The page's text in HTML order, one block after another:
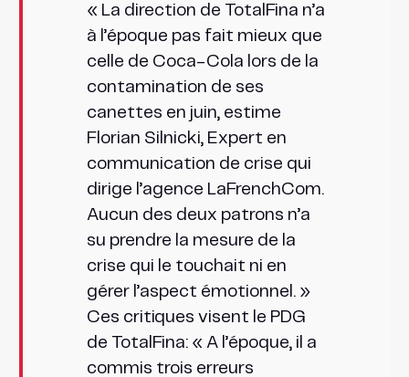
« La direction de TotalFina n’a
à l’époque pas fait mieux que
celle de Coca-Cola lors de la
contamination de ses
canettes en juin, estime
Florian Silnicki, Expert en
communication de crise qui
dirige l’agence LaFrenchCom.
Aucun des deux patrons n’a
su prendre la mesure de la
crise qui le touchait ni en
gérer l’aspect émotionnel. »
Ces critiques visent le PDG
de TotalFina: « A l’époque, il a
commis trois erreurs